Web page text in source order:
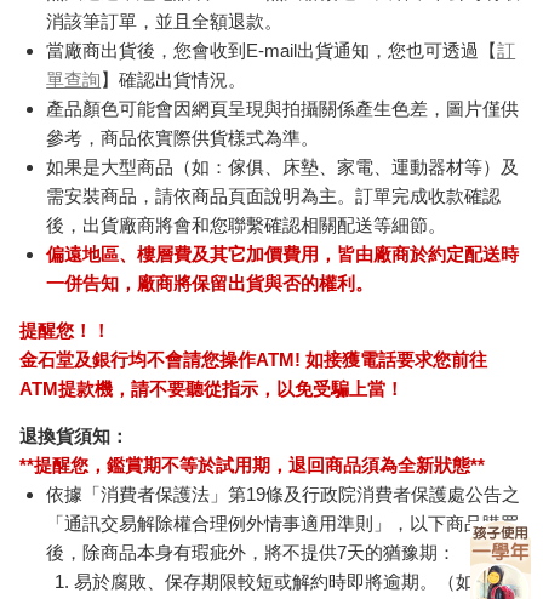
消該筆訂單，並且全額退款。
當廠商出貨後，您會收到E-mail出貨通知，您也可透過【訂
單查詢】確認出貨情況。
產品顏色可能會因網頁呈現與拍攝關係產生色差，圖片僅供
參考，商品依實際供貨樣式為準。
如果是大型商品（如：傢俱、床墊、家電、運動器材等）及
需安裝商品，請依商品頁面說明為主。訂單完成收款確認
後，出貨廠商將會和您聯繫確認相關配送等細節。
偏遠地區、樓層費及其它加價費用，皆由廠商於約定配送時
一併告知，廠商將保留出貨與否的權利。
提醒您！！
金石堂及銀行均不會請您操作ATM! 如接獲電話要求您前往
ATM提款機，請不要聽從指示，以免受騙上當！
退換貨須知：
**提醒您，鑑賞期不等於試用期，退回商品須為全新狀態**
依據「消費者保護法」第19條及行政院消費者保護處公告之
「通訊交易解除權合理例外情事適用準則」，以下商品購買
後，除商品本身有瑕疵外，將不提供7天的猶豫期：
易於腐敗、保存期限較短或解約時即將逾期。（如：生